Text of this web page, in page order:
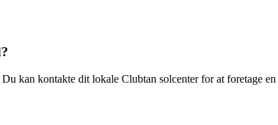
kan kontakte dit lokale Clubtan solcenter for at foretage